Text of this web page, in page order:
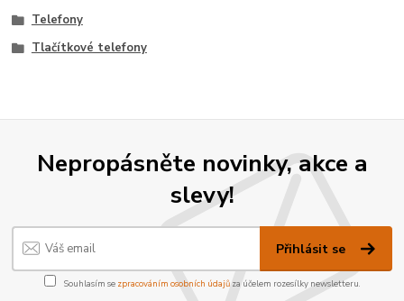
Telefony
Tlačítkové telefony
Nepropásněte novinky, akce a
slevy!
Přihlásit se
Souhlasím se zpracováním osobních údajůza účelem rozesílky newsletteru.